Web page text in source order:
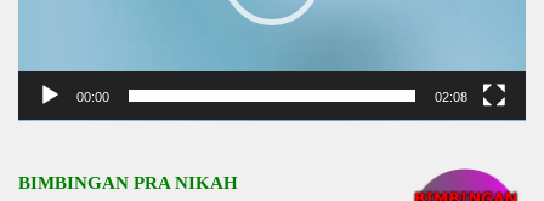
00:00 02:08
BIMBINGAN PRA NIKAH